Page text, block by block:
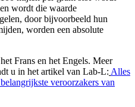
wordt die waarde
door bijvoorbeeld hun
worden een absolute
Frans en het Engels. Meer
u in het artikel van Lab-L: Alles
veroorzakers van